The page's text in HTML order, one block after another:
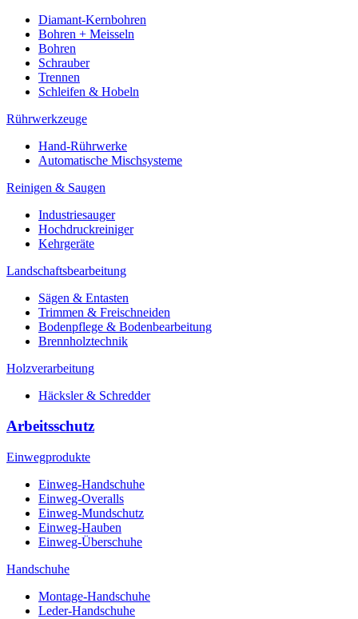
Diamant-Kernbohren
Bohren + Meisseln
Bohren
Schrauber
Trennen
Schleifen & Hobeln
Rührwerkzeuge
Hand-Rührwerke
Automatische Mischsysteme
Reinigen & Saugen
Industriesauger
Hochdruckreiniger
Kehrgeräte
Landschaftsbearbeitung
Sägen & Entasten
Trimmen & Freischneiden
Bodenpflege & Bodenbearbeitung
Brennholztechnik
Holzverarbeitung
Häcksler & Schredder
Arbeitsschutz
Einwegprodukte
Einweg-Handschuhe
Einweg-Overalls
Einweg-Mundschutz
Einweg-Hauben
Einweg-Überschuhe
Handschuhe
Montage-Handschuhe
Leder-Handschuhe